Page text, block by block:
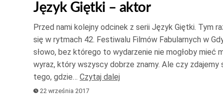
Język Giętki – aktor
Przed nami kolejny odcinek z serii Język Giętki. Tym
się w rytmach 42. Festiwalu Filmów Fabularnych w
słowo, bez którego to wydarzenie nie mogłoby mieć
wyraz, który wszyscy dobrze znamy. Ale czy zdajemy
tego, gdzie…Czytaj dalej
22 września 2017